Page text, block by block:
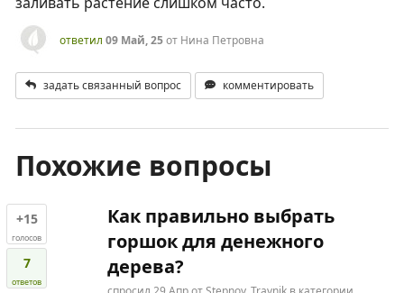
ответил 09 Май, 25от Нина Петровна
задать связанный вопрос комментировать
Похожие вопросы
+15
голосов
7
ответов
Как правильно выбрать
горшок для денежного
дерева?